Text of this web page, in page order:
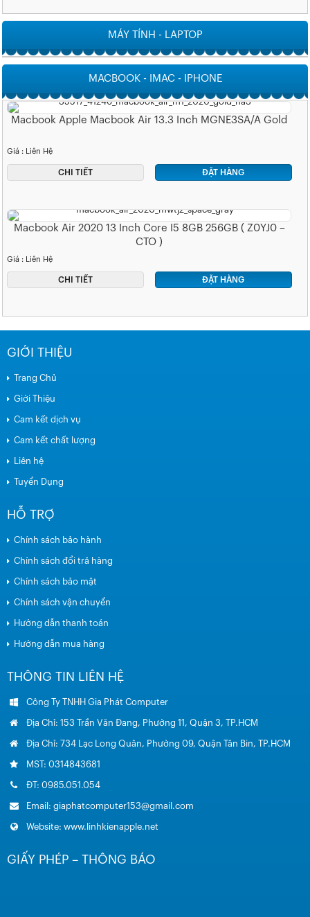
MÁY TÍNH - LAPTOP
MACBOOK - IMAC - IPHONE
Macbook Apple Macbook Air 13.3 Inch MGNE3SA/A Gold
Giá : Liên Hệ
CHI TIẾT ĐẶT HÀNG
Macbook Air 2020 13 Inch Core I5 8GB 256GB ( Z0YJ0 –
CTO )
Giá : Liên Hệ
CHI TIẾT ĐẶT HÀNG
GIỚI THIỆU
Trang Chủ
Giới Thiệu
Cam kết dịch vụ
Cam kết chất lượng
Liên hệ
Tuyển Dụng
HỖ TRỢ
Chính sách bảo hành
Chính sách đổi trả hàng
Chính sách bảo mật
Chính sách vận chuyển
Hướng dẫn thanh toán
Hướng dẫn mua hàng
THÔNG TIN LIÊN HỆ
Công Ty TNHH Gia Phát Computer
Địa Chỉ: 153 Trần Văn Đang, Phường 11, Quận 3, TP.HCM
Địa Chỉ: 734 Lạc Long Quân, Phường 09, Quận Tân Bin, TP.HCM
MST: 0314843681
ĐT: 0985.051.054
Email: giaphatcomputer153@gmail.com
Website: www.linhkienapple.net
GIẤY PHÉP – THÔNG BÁO